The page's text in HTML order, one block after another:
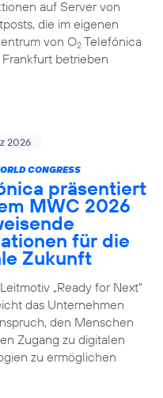
auf Server von
die im eigenen
von O2Telefónica
Frankfurt betrieben
2026
CONGRESS
präsentiert
MWC 2026
für die
Zukunft
„Ready for Next“
das Unternehmen
den Menschen
Zugang zu digitalen
zu ermöglichen